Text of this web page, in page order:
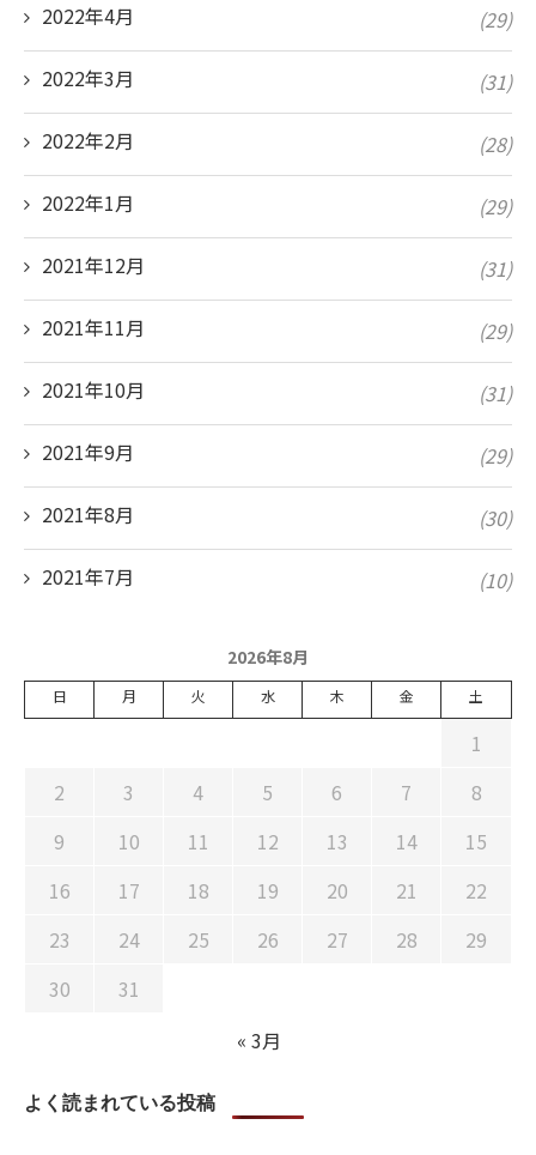
2022年4月 (29)
2022年3月 (31)
2022年2月 (28)
2022年1月 (29)
2021年12月 (31)
2021年11月 (29)
2021年10月 (31)
2021年9月 (29)
2021年8月 (30)
2021年7月 (10)
2026年8月
日 月 火 水 木 金 土
1
2
3 4 5 6 7
8
9
10 11 12 13 14
15
16
17 18 19 20 21
22
23
24 25 26 27 28
29
30
31
« 3月
よく読まれている投稿